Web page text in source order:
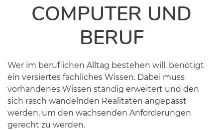
COMPUTER UND
BERUF
Wer im beruflichen Alltag bestehen will, benötigt
ein versiertes fachliches Wissen. Dabei muss
vorhandenes Wissen ständig erweitert und den
sich rasch wandelnden Realitäten angepasst
werden, um den wachsenden Anforderungen
gerecht zu werden.